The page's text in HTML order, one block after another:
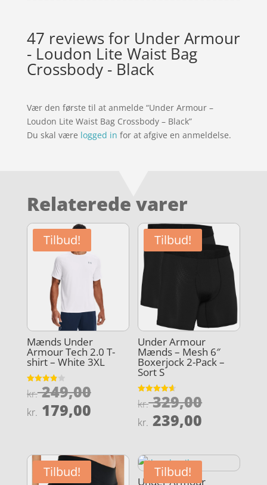
47 reviews for Under Armour
- Loudon Lite Waist Bag
Crossbody - Black
Vær den første til at anmelde “Under Armour –
Loudon Lite Waist Bag Crossbody – Black”
Du skal være logged in for at afgive en anmeldelse.
Relaterede varer
Tilbud!
Mænds Under
Armour Tech 2.0 T-
shirt – White 3XL
Vurderet
3.9
kr.249,00Den
oprindelige
kr. 249,00.
kr. 179,00Den
aktuelle
er:
kr. 179,00.
Tilbud!
Under Armour
Mænds – Mesh 6″
Boxerjock 2-Pack –
Sort S
Vurderet
4.6
kr.329,00Den
kr.
kr. 239,00
pris
er:
Tilbud! Tilbud!
Under Armour